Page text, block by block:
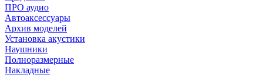
ПРО аудио
Автоаксессуары
Архив моделей
Установка акустики
Наушники
Полноразмерные
Накладные